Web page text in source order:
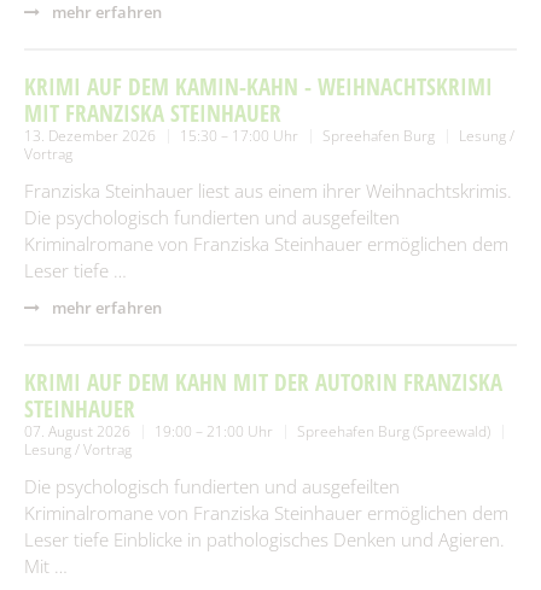
mehr erfahren
KRIMI AUF DEM KAMIN-KAHN - WEIHNACHTSKRIMI
MIT FRANZISKA STEINHAUER
13. Dezember 2026 15:30 – 17:00 Uhr Spreehafen Burg
Lesung /
Vortrag
Franziska Steinhauer liest aus einem ihrer Weihnachtskrimis.
Die psychologisch fundierten und ausgefeilten
Kriminalromane von Franziska Steinhauer ermöglichen dem
Leser tiefe …
mehr erfahren
KRIMI AUF DEM KAHN MIT DER AUTORIN FRANZISKA
STEINHAUER
07. August 2026 19:00 – 21:00 Uhr
Spreehafen Burg (Spreewald)
Lesung / Vortrag
Die psychologisch fundierten und ausgefeilten
Kriminalromane von Franziska Steinhauer ermöglichen dem
Leser tiefe Einblicke in pathologisches Denken und Agieren.
Mit …